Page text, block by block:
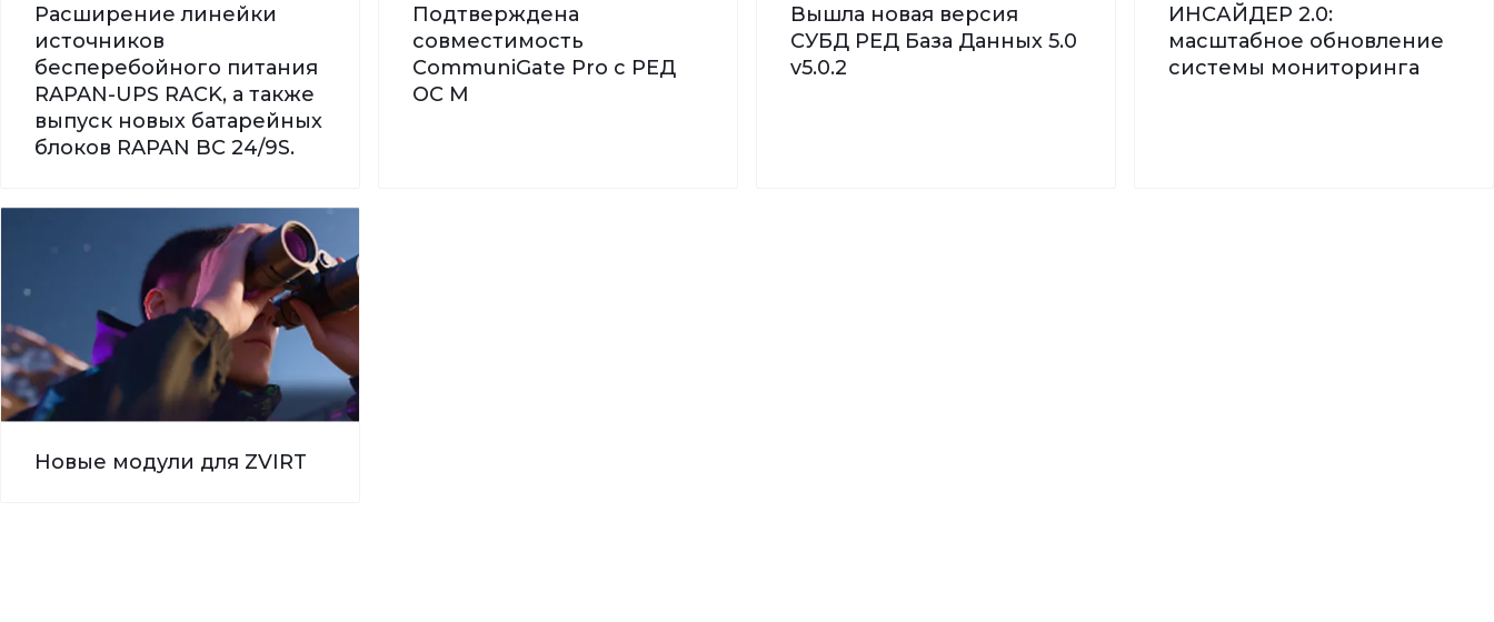
Расширение линейки
источников
бесперебойного питания
RAPAN-UPS RACK, а также
выпуск новых батарейных
блоков RAPAN BC 24/9S.
Подтверждена
совместимость
CommuniGate Pro с РЕД
ОС М
Вышла новая версия
СУБД РЕД База Данных 5.0
v5.0.2
ИНСАЙДЕР 2.0:
масштабное обновление
системы мониторинга
Новые модули для ZVIRT